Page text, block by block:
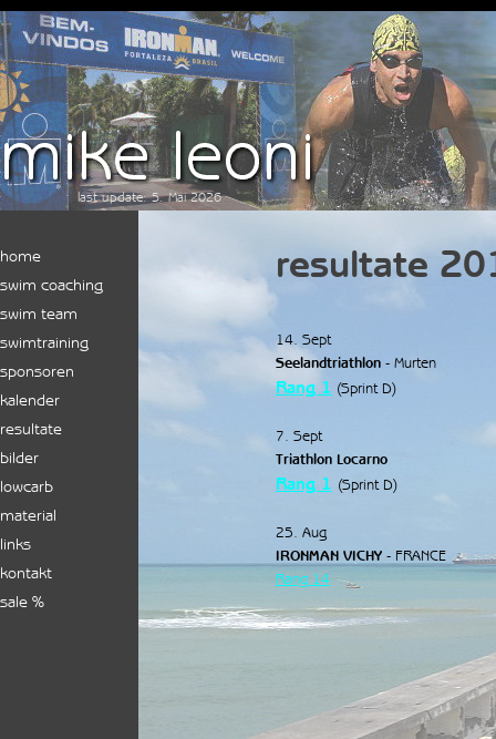
Direkt zum Seiteninhalt
last update: 5. Mai 2026
home
swim coaching
swim team
swimtraining
sponsoren
kalender
resultate
bilder
lowcarb
material
links
kontakt
sale %
resultate
14. Sept
Seelandtriathlon- Murten
Rang 1 (Sprint D)
7. Sept
Triathlon Locarno
Rang 1 (Sprint D)
25. Aug
IRONMAN VICHY - FRANCE
Rang 14